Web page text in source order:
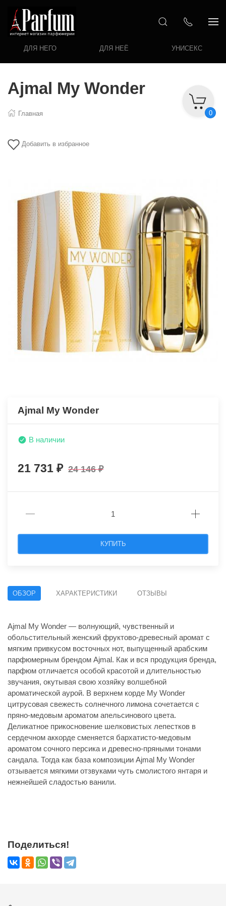
ДЛЯ НЕГО ДЛЯ НЕЁ УНИСЕКС
0
Ajmal My Wonder
Главная
Добавить в избранное
Ajmal My Wonder
В наличии
21 731 24 146
КУПИТЬ
ОБЗОР ХАРАКТЕРИСТИКИ ОТЗЫВЫ
Ajmal My Wonder — волнующий, чувственный и
обольстительный женский фруктово-древесный аромат с
мягким привкусом восточных нот, выпущенный арабским
парфюмерным брендом Ajmal. Как и вся продукция бренда,
парфюм отличается особой красотой и длительностью
звучания, окутывая свою хозяйку волшебной
ароматической аурой. В верхнем корде My Wonder
цитрусовая свежесть солнечного лимона сочетается с
пряно-медовым ароматом апельсинового цвета.
Деликатное прикосновение шелковистых лепестков в
сердечном аккорде сменяется бархатисто-медовым
ароматом сочного персика и древесно-пряными тонами
сандала. Тогда как база композиции Ajmal My Wonder
отзывается мягкими отзвуками чуть смолистого янтаря и
нежнейшей сладостью ванили.
Поделиться!